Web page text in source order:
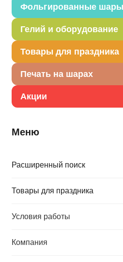
Фольгированные шары
Гелий и оборудование
Товары для праздника
Печать на шарах
Акции
Меню
Расширенный поиск
Товары для праздника
Условия работы
Компания
Штрих код
Исходный материал
Дата последнего изменения
элемента
Вес
Пневматическое устройство,
безопасное, предназначено для
помещении и на улице,
хлопушки состоит из двух
со сжатым воздухом и
наполнителем. Баллон
безопасен при хранении и в
высокой прочностью, чтобы
Выстреливает прямоугольное
зеленой бумаги.
Товар из коллекции